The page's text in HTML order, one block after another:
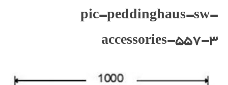
pic-peddinghaus-sw-
accessories-557-3